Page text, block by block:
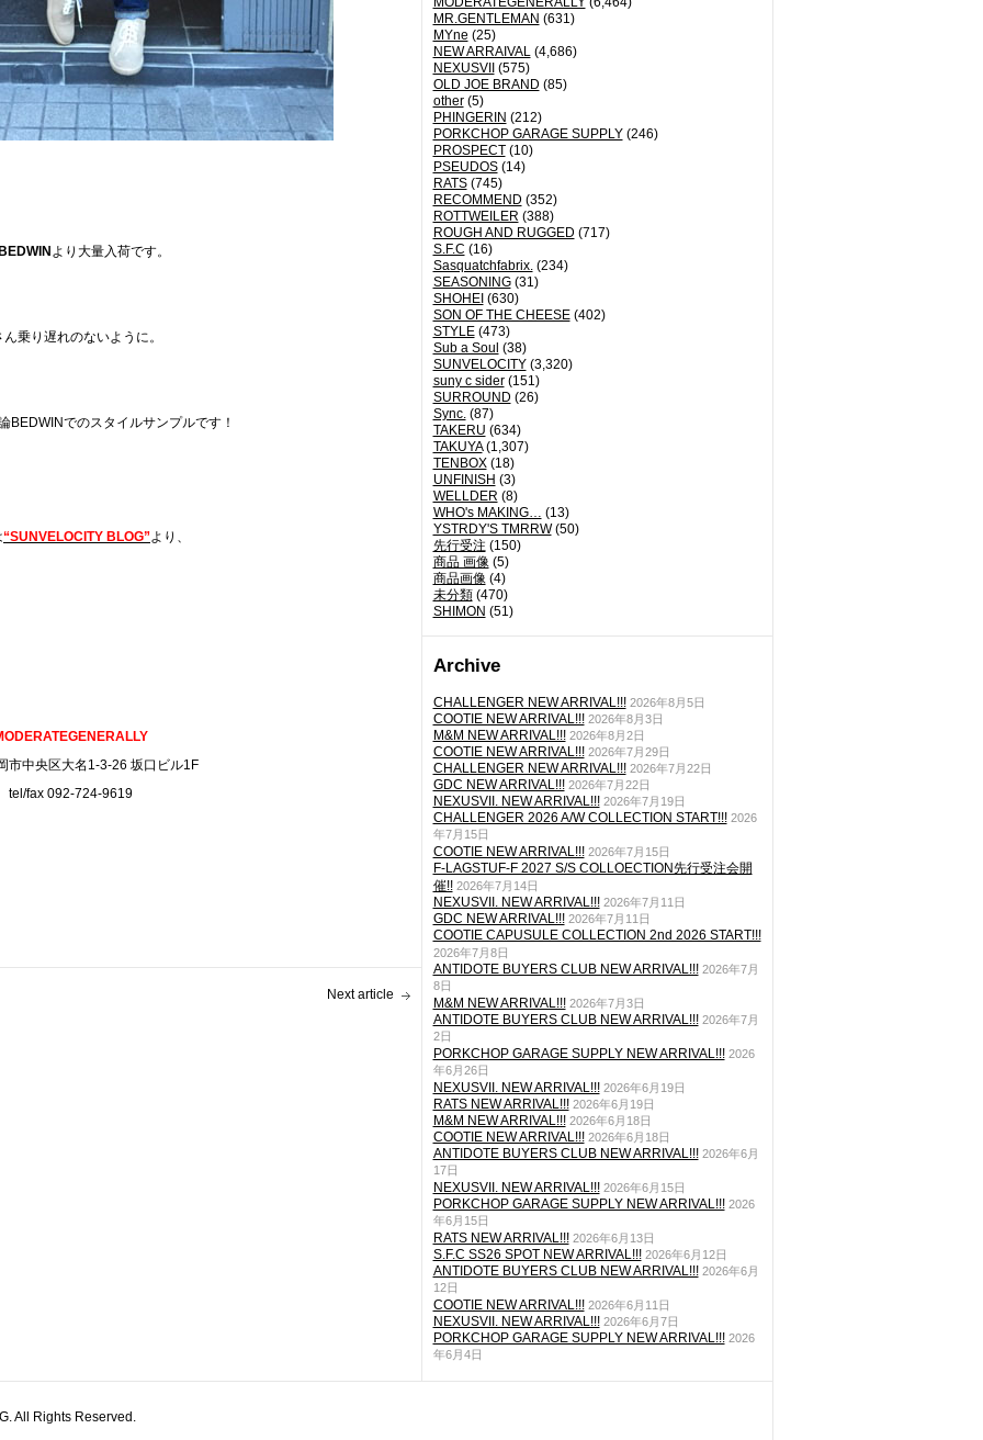
MR.GENTLEMAN (631)
MYne (25)
NEW ARRAIVAL(4,686)
NEXUSVII
(575)
OLD JOE BRAND (85)
other(5)
PHINGERIN (212)
PORKCHOP GARAGE SUPPLY(246)
PROSPECT(10)
PSEUDOS(14)
RATS(745)
RECOMMEND (352)
ROTTWEILER (388)
ROUGH AND RUGGED (717)
S.F.C (16)
Sasquatchfabrix.(234)
SEASONING(31)
SHOHEI (630)
SON OF THE CHEESE(402)
STYLE(473)
Sub a Soul (38)
SUNVELOCITY(3,320)
suny c sider(151)
SURROUND (26)
Sync.(87)
TAKERU (634)
TAKUYA(1,307)
TENBOX(18)
UNFINISH (3)
WELLDER (8)
WHO's MAKING… (13)
YSTRDY'S TMRRW(50)
先行受注 (150)
商品 画像(5)
商品画像(4)
未分類(470)
SHIMON (51)
Archive
CHALLENGER NEW ARRIVAL!!! 2026年8月5日
COOTIE NEW ARRIVAL!!! 2026年8月3日
M&M NEW ARRIVAL!!! 2026年8月2日
COOTIE NEW ARRIVAL!!! 2026年7月29日
CHALLENGER NEW ARRIVAL!!! 2026年7月22日
GDC NEW ARRIVAL!!! 2026年7月22日
NEXUSVII. NEW ARRIVAL!!! 2026年7月19日
CHALLENGER 2026 A/W COLLECTION START!!! 2026
年7月15日
COOTIE NEW ARRIVAL!!! 2026年7月15日
F-LAGSTUF-F 2027 S/S COLLOECTION先行受注会開
催!! 2026年7月14日
NEXUSVII. NEW ARRIVAL!!! 2026年7月11日
GDC NEW ARRIVAL!!! 2026年7月11日
COOTIE CAPUSULE COLLECTION 2nd 2026 START!!!
2026年7月8日
ANTIDOTE BUYERS CLUB NEW ARRIVAL!!! 2026年7月
8日
M&M NEW ARRIVAL!!! 2026年7月3日
ANTIDOTE BUYERS CLUB NEW ARRIVAL!!! 2026年7月
2日
PORKCHOP GARAGE SUPPLY NEW ARRIVAL!!! 2026
年6月26日
NEXUSVII. NEW ARRIVAL!!! 2026年6月19日
RATS NEW ARRIVAL!!! 2026年6月19日
M&M NEW ARRIVAL!!! 2026年6月18日
COOTIE NEW ARRIVAL!!! 2026年6月18日
ANTIDOTE BUYERS CLUB NEW ARRIVAL!!! 2026年6月
17日
NEXUSVII. NEW ARRIVAL!!! 2026年6月15日
PORKCHOP GARAGE SUPPLY NEW ARRIVAL!!! 2026
年6月15日
RATS NEW ARRIVAL!!! 2026年6月13日
S.F.C SS26 SPOT NEW ARRIVAL!!! 2026年6月12日
ANTIDOTE BUYERS CLUB NEW ARRIVAL!!! 2026年6月
12日
COOTIE NEW ARRIVAL!!! 2026年6月11日
NEXUSVII. NEW ARRIVAL!!! 2026年6月7日
PORKCHOP GARAGE SUPPLY NEW ARRIVAL!!! 2026
年6月4日
BEDWIN より大量入荷です。
ん乗り遅れのないように。
BEDWINでのスタイルサンプルです！
“SUNVELOCITY BLOG”より、
市中央区大名1-3-26 坂口ビル1F
tel/fax 092-724-9619
Next article
All Rights Reserved.